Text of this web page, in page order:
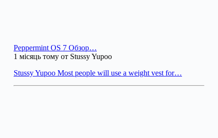
Peppermint OS 7 Обзор…
1 місяць тому от Stussy Yupoo
Stussy Yupoo Most people will use a weight vest for…